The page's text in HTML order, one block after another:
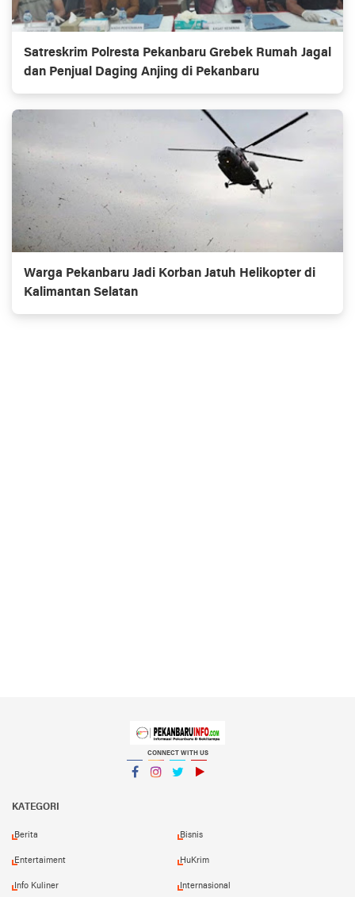
Satreskrim Polresta Pekanbaru Grebek Rumah Jagal
dan Penjual Daging Anjing di Pekanbaru
Warga Pekanbaru Jadi Korban Jatuh Helikopter di
Kalimantan Selatan
CONNECT WITH US
KATEGORI
Berita Bisnis
Entertaiment HuKrim
Info Kuliner Internasional